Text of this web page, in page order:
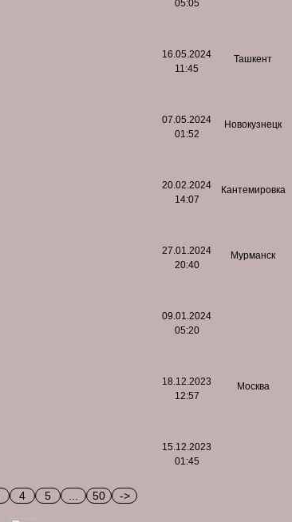
05:05
16.05.2024
11:45
Ташкент
07.05.2024
01:52
Новокузнецк
20.02.2024
14:07
Кантемировка
27.01.2024
20:40
Мурманск
09.01.2024
05:20
18.12.2023
12:57
Москва
15.12.2023
01:45
4 5 50 ->